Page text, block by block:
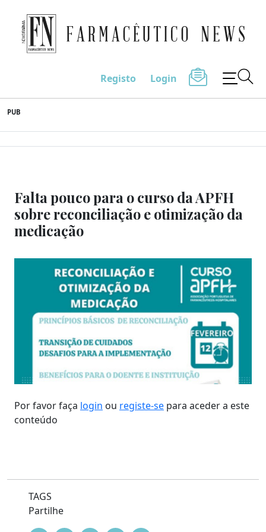
to
content
Farmacêutico News
Registo Login
PUB
Falta pouco para o curso da APFH
sobre reconciliação e otimização da
medicação
Por favor faça login ou registe-se para aceder a este
conteúdo
TAGS
Partilhe